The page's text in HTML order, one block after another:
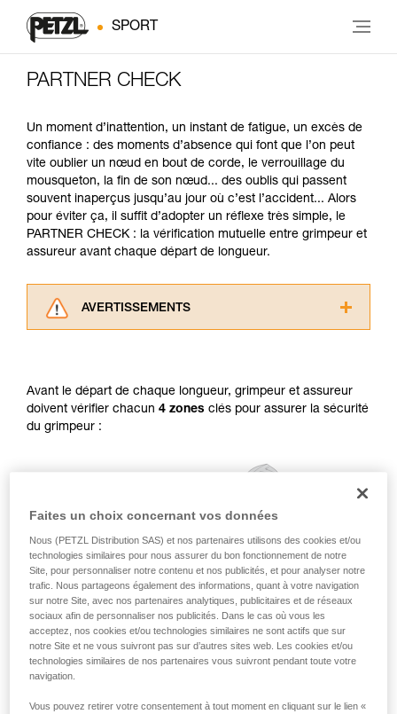
SPORT
PARTNER CHECK
Un moment d’inattention, un instant de fatigue, un excès de
confiance : des moments d’absence qui font que l’on peut
vite oublier un nœud en bout de corde, le verrouillage du
mousqueton, la fin de son nœud... des oublis qui passent
souvent inaperçus jusqu’au jour où c’est l’accident... Alors
pour éviter ça, il suffit d’adopter un réflexe très simple, le
PARTNER CHECK : la vérification mutuelle entre grimpeur et
assureur avant chaque départ de longueur.
AVERTISSEMENTS
informations de la notice technique pour
pouvoir comprendre ce complément
d’informations.
formation et un entraînement spécifique. Validez
de la reproduire en autonomie.
Nous donnons des exemples de techniques
liées à votre activité. Il peut en exister d’autres
que nous ne décrivons pas ici.
Avant le départ de chaque longueur, grimpeur et assureur
doivent vérifier chacun 4 zones clés pour assurer la sécurité
du grimpeur :
Faites un choix concernant vos données
Nous (PETZL Distribution SAS) et nos partenaires utilisons des cookies et/ou
technologies similaires pour nous assurer du bon fonctionnement de notre
Site, pour personnaliser notre contenu et nos publicités, et pour analyser notre
trafic. Nous partageons également des informations, quant à votre navigation
sur notre Site, avec nos partenaires analytiques, publicitaires et de réseaux
sociaux afin de personnaliser nos publicités. Dans le cas où vous les
acceptez, nos cookies et/ou technologies similaires ne sont actifs que sur
notre Site et ne vous suivront pas sur d’autres sites web. Les cookies et/ou
technologies similaires de nos partenaires vous suivront pendant toute votre
navigation.
Vous pouvez retirer votre consentement à tout moment en cliquant sur le lien «